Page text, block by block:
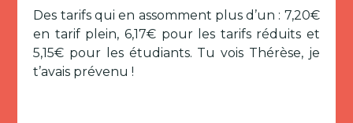
Des tarifs qui en assomment plus d’un : 7,20€
en tarif plein, 6,17€ pour les tarifs réduits et
5,15€ pour les étudiants. Tu vois Thérèse, je
t’avais prévenu !